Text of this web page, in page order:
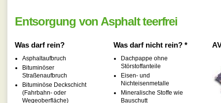
Entsorgung von Asphalt teerfrei
Was darf rein?
Asphaltaufbruch
Bituminöser
Straßenaufbruch
Bituminöse Deckschicht
(Fahrbahn- oder
Wegeoberfläche)
Was darf nicht rein? *
Dachpappe ohne
Störstoffanteile
Eisen- und
Nichteisenmetalle
Mineralische Stoffe wie
Bauschutt